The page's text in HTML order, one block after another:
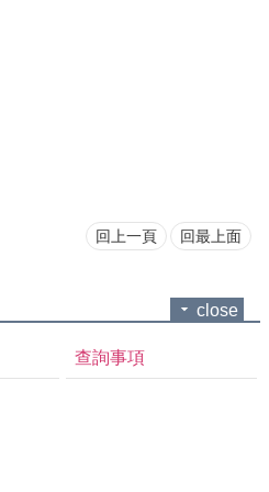
回上一頁 回最上面
close
查詢事項